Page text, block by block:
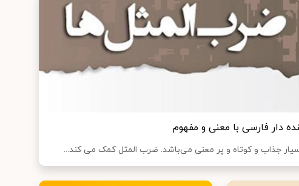
دار فارسی با معنی و مفهوم
جذاب و کوتاه و پر معنی می‌باشد. ضرب المثل کمک می کند...